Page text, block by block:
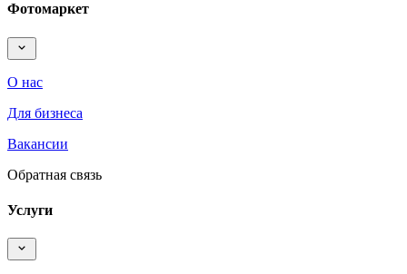
Фотомаркет
О нас
Для бизнеса
Вакансии
Обратная связь
Услуги